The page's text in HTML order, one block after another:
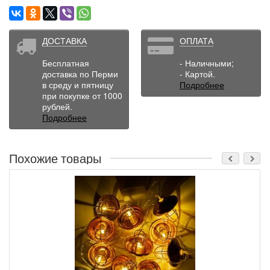
ДОСТАВКА
Бесплатная
доставка по Перми
в среду и пятницу
при покупке от 1000
рублей.
Подробнее
ОПЛАТА
- Наличными;
- Картой.
Подробнее
Похожие товары